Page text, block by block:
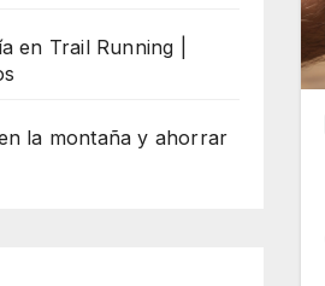
en Trail Running |
la montaña y ahorrar